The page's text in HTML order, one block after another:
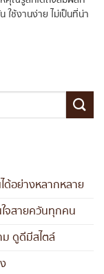
ใช้งานง่าย ไม่เป็นที่น่า
ด้อย่างหลากหลาย
จสายควันทุกคน
ม ดูดีมีสไตล์